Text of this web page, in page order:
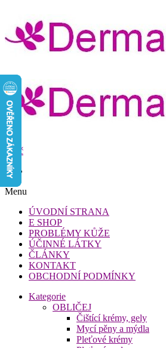
obsah
Dermatokosmetika.cz
Dermatokosmetika.cz
0
0 Kč
Menu
ÚVODNÍ STRANA
E SHOP
PROBLÉMY KŮŽE
ÚČINNÉ LÁTKY
ČLÁNKY
KONTAKT
OBCHODNÍ PODMÍNKY
Kategorie
OBLIČEJ
Čištící krémy, gely
Mycí pěny a mýdla
Pleťové krémy